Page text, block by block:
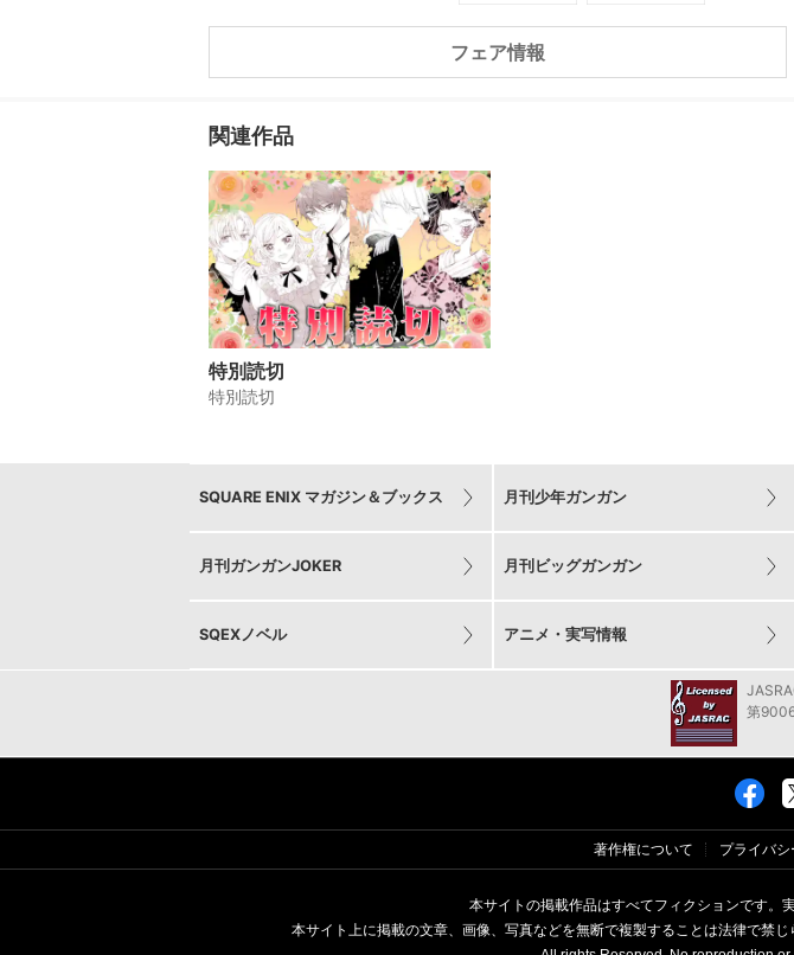
フェア情報
関連作品
特別読切
特別読切
SQUARE ENIX マガジン＆ブックス 月刊少年ガンガン
月刊ガンガンJOKER 月刊ビッグガンガン
SQEXノベル アニメ・実写情報
第
著作権について プライバ
本サイトの掲載作品はすべてフィクションです。
本サイト上に掲載の文章、画像、写真などを無断で複製することは法律で禁